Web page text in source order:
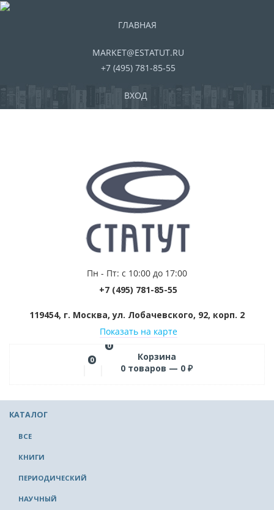
ГЛАВНАЯ
MARKET@ESTATUT.RU
+7 (495) 781-85-55
ВХОД
Пн - Пт: с 10:00 до 17:00
+7 (495) 781-85-55
119454, г. Москва, ул. Лобачевского, 92, корп. 2
Показать на карте
0
0
Корзина
0 товаров — 0 ₽
КАТАЛОГ
ВСЕ
КНИГИ
ПЕРИОДИЧЕСКИЙ
НАУЧНЫЙ